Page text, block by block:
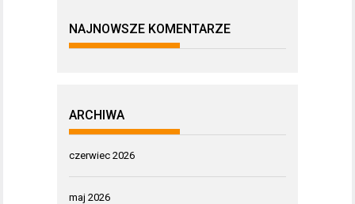
NAJNOWSZE KOMENTARZE
ARCHIWA
czerwiec 2026
maj 2026